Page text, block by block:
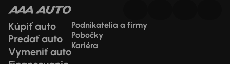
Kúpiť auto
Predať auto
Vymeniť auto
Podnikatelia a firmy
Pobočky
Kariéra